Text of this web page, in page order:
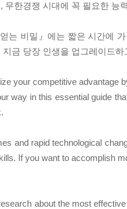
무한경쟁 시대에 꼭 필요한 능
는 비밀』에는 짧은 시간에
금 당장 인생을 업그레이드
your competitive advantage
way in this essential guide
and rapid technological
If you want to accomplish
about the most